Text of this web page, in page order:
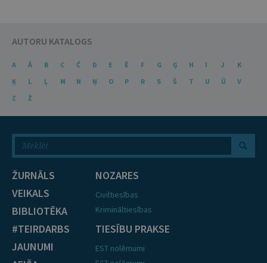
AUTORU KATALOGS
A Ā B C Č D E Ē F G Ģ H I J
K
Ķ
L Ļ M N Ņ O P R S Š T U Ū
V
Z
Ž
ŽURNĀLS
VEIKALS
BIBLIOTĒKA
#TEIRDARBS
JAUNUMI
NOZARES
Civiltiesības
Krimināltiesības
TIESĪBU PRAKSE
EST nolēmumi